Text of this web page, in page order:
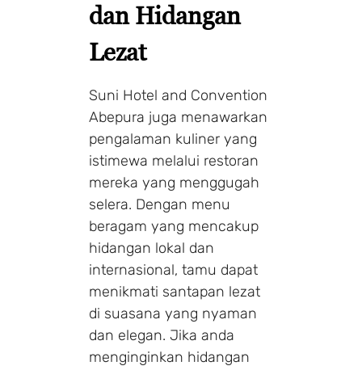
dan Hidangan
Lezat
Suni Hotel and Convention
Abepura juga menawarkan
pengalaman kuliner yang
istimewa melalui restoran
mereka yang menggugah
selera. Dengan menu
beragam yang mencakup
hidangan lokal dan
internasional, tamu dapat
menikmati santapan lezat
di suasana yang nyaman
dan elegan. Jika anda
menginginkan hidangan